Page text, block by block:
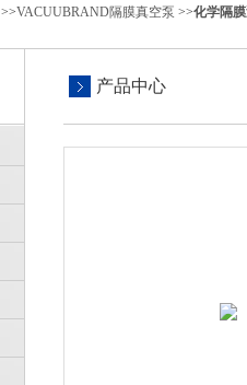
>>VACUUBRAND隔膜真空泵 >>化学隔
产品中心